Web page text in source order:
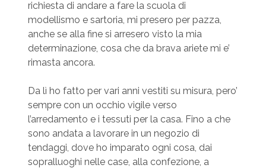
richiesta di andare a fare la scuola di
modellismo e sartoria, mi presero per pazza,
anche se alla fine si arresero visto la mia
determinazione, cosa che da brava ariete mi e’
rimasta ancora.
Da lì ho fatto per vari anni vestiti su misura, pero’
sempre con un occhio vigile verso
l’arredamento e i tessuti per la casa. Fino a che
sono andata a lavorare in un negozio di
tendaggi, dove ho imparato ogni cosa, dai
sopralluoghi nelle case, alla confezione, a